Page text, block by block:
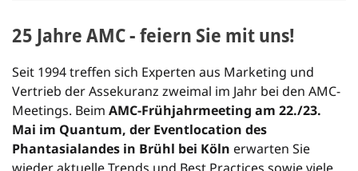
25 Jahre AMC - feiern Sie mit uns!
Seit 1994 treffen sich Experten aus Marketing und
Vertrieb der Assekuranz zweimal im Jahr bei den AMC-
Meetings. Beim AMC-Frühjahrmeeting am 22./23.
Mai im Quantum, der Eventlocation des
Phantasialandes in Brühl bei Köln erwarten Sie
wieder aktuelle Trends und Best Practices sowie viele